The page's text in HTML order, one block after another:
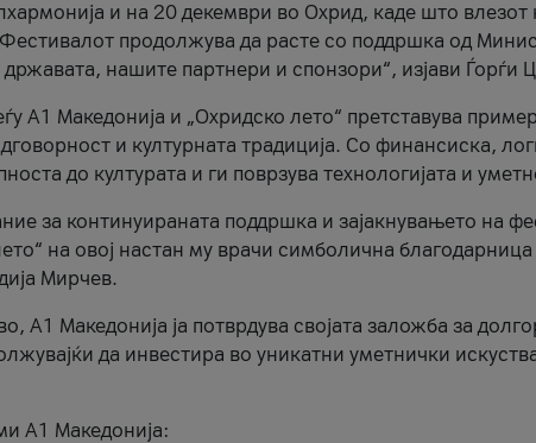
и на 20 декември во Охрид, каде што влезот
продолжува да расте со поддршка од
нашите партнери и спонзори“, изјави Ѓорѓи
A1 Македонија и „Охридско лето“ претставува
и културната традиција. Со финансиска,
до културата и ги поврзува технологијата и
за континуираната поддршка и зајакнувањето на
на овој настан му врачи симболична
Мирчев.
A1 Македонија ја потврдува својата заложба за
да инвестира во уникатни уметнички
А1 Македонија: